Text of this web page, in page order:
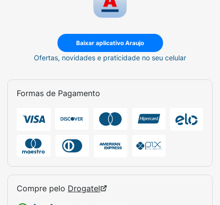
Baixar aplicativo Araujo
Ofertas, novidades e praticidade no seu celular
Formas de Pagamento
Compre pelo Drogatel